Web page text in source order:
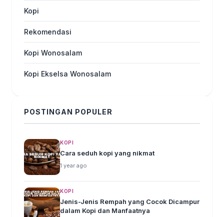
Kopi
Rekomendasi
Kopi Wonosalam
Kopi Ekselsa Wonosalam
POSTINGAN POPULER
KOPI
Cara seduh kopi yang nikmat
1 year ago
KOPI
Jenis-Jenis Rempah yang Cocok Dicampur
dalam Kopi dan Manfaatnya